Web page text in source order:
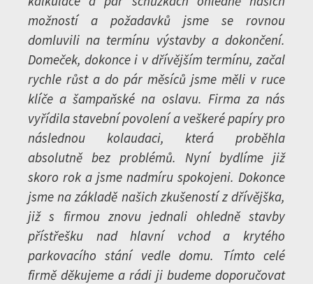
možností a požadavků jsme se rovnou
domluvili na termínu výstavby a dokončení.
Domeček, dokonce i v dřívějším termínu, začal
rychle růst a do pár měsíců jsme měli v ruce
klíče a šampaňské na oslavu. Firma za nás
vyřídila stavební povolení a veškeré papíry pro
následnou kolaudaci, která proběhla
absolutně bez problémů. Nyní bydlíme již
skoro rok a jsme nadmíru spokojeni. Dokonce
jsme na základě našich zkušeností z dřívějška,
již s firmou znovu jednali ohledně stavby
přístřešku nad hlavní vchod a krytého
parkovacího stání vedle domu. Tímto celé
firmě děkujeme a rádi ji budeme doporučovat